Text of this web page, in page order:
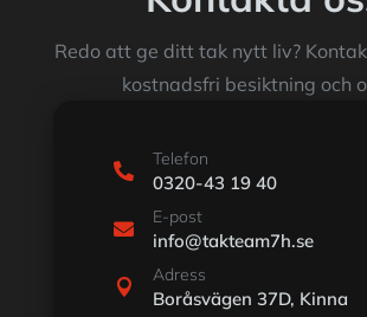
Redo att ge ditt tak nytt liv?
kostnadsfri besiktning och

Telefon
0320-43 19 40

E-post
info@takteam7h.se

Adress
Boråsvägen 37D, Kinna